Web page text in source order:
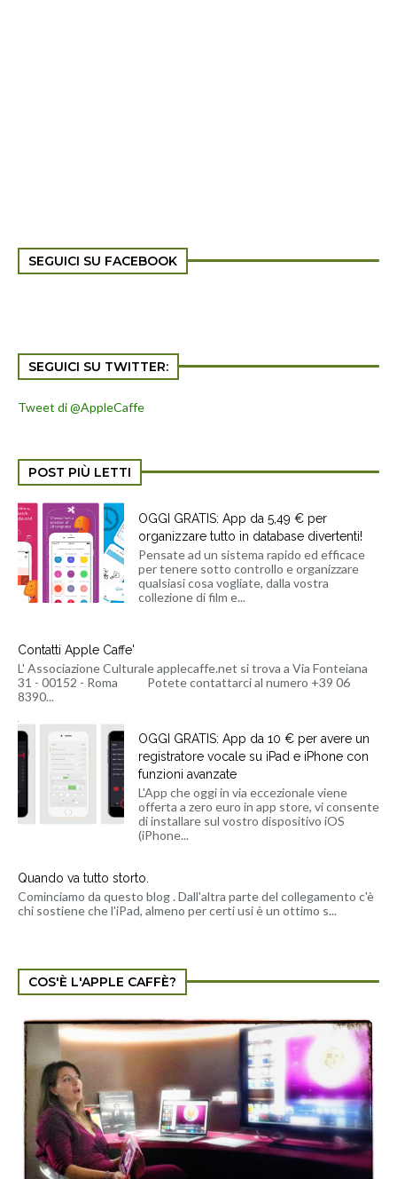
SEGUICI SU FACEBOOK
SEGUICI SU TWITTER:
Tweet di @AppleCaffe
POST PIÙ LETTI
OGGI GRATIS: App da 5,49 € per
organizzare tutto in database divertenti!
Pensate ad un sistema rapido ed efficace
per tenere sotto controllo e organizzare
qualsiasi cosa vogliate, dalla vostra
collezione di film e...
Contatti Apple Caffe'
L' Associazione Culturale applecaffe.net si trova a Via Fonteiana
31 - 00152 - Roma Potete contattarci al numero +39 06
8390...
OGGI GRATIS: App da 10 € per avere un
registratore vocale su iPad e iPhone con
funzioni avanzate
L'App che oggi in via eccezionale viene
offerta a zero euro in app store, vi consente
di installare sul vostro dispositivo iOS
(iPhone...
Quando va tutto storto.
Cominciamo da questo blog . Dall'altra parte del collegamento c'è
chi sostiene che l'iPad, almeno per certi usi è un ottimo s...
COS'È L'APPLE CAFFÈ?